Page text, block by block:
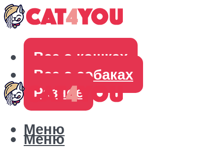
Все о кошках
Все о собаках
Разное
Меню
Меню